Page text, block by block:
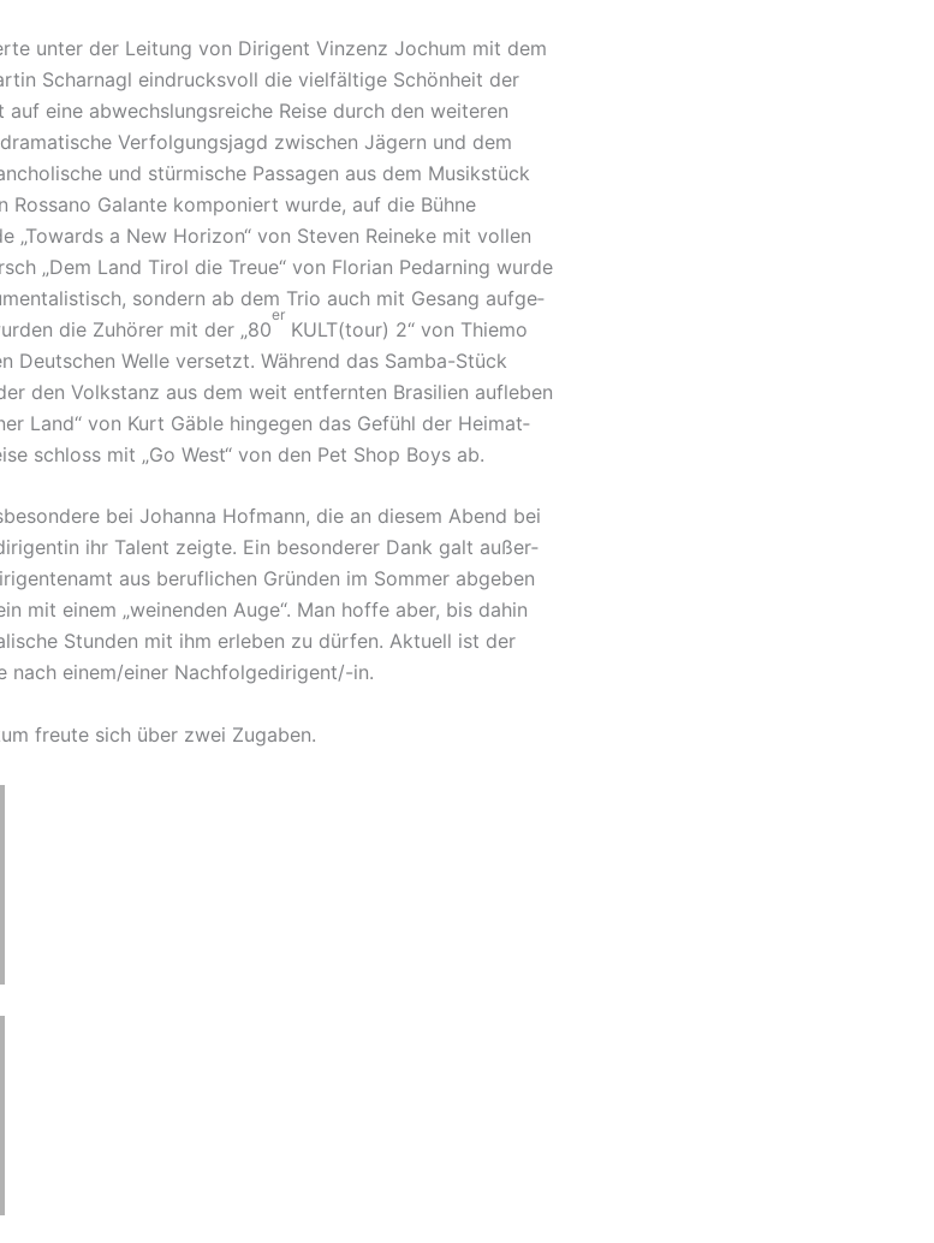
unter der Leitung von Diri­gent Vinzenz Jochum mit dem
Schar­nagl eindrucks­voll die viel­fäl­ti­ge Schön­heit der
auf eine abwechs­lungs­rei­che Reise durch den weite­ren
Verfol­gungs­jagd zwischen Jägern und dem
und stür­mi­sche Passa­gen aus dem Musik­stück
Ross­a­no Galan­te kompo­niert wurde, auf die Bühne
„Towards a New Hori­zon“ von Steven Reine­ke mit vollen
„Dem Land Tirol die Treue“ von Flori­an Pedar­ning wurde
sondern ab dem Trio auch mit Gesang aufge­
die Zuhö­rer mit der „80
er
KULT(tour) 2“ von Thie­mo
Deut­schen Welle versetzt. Während das Samba-Stück
den Volks­tanz aus dem weit entfern­ten Brasi­li­en aufle­ben
Land“ von Kurt Gäble hinge­gen das Gefühl der Heimat­
schloss mit „Go West“ von den Pet Shop Boys ab.
bei Johan­na Hofmann, die an diesem Abend bei
ihr Talent zeig­te. Ein beson­de­rer Dank galt außer­
aus beruf­li­chen Grün­den im Sommer abge­ben
mit einem „weinen­den Auge“. Man hoffe aber, bis dahin
Stun­den mit ihm erle­ben zu dürfen. Aktu­ell ist der
nach einem/einer Nach­fol­ge­diri­gen­t/-in.
freu­te sich über zwei Zugaben.